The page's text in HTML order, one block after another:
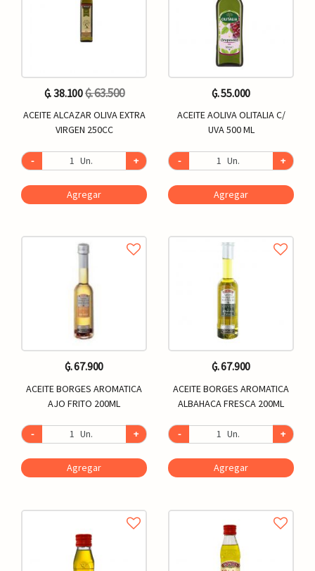
₲. 38.100₲. 63.500
ACEITE ALCAZAR OLIVA EXTRA
VIRGEN 250CC
- Un. +
Agregar
₲. 55.000
ACEITE AOLIVA OLITALIA C/
UVA 500 ML
- Un. +
Agregar
₲. 67.900
ACEITE BORGES AROMATICA
AJO FRITO 200ML
- Un. +
Agregar
₲. 67.900
ACEITE BORGES AROMATICA
ALBAHACA FRESCA 200ML
- Un. +
Agregar